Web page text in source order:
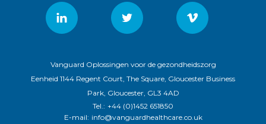
Vanguard Oplossingen voor de gezondheidszorg
Eenheid 1144 Regent Court, The Square, Gloucester Business
Park, Gloucester, GL3 4AD
Tel.: +44 (0)1452 651850
E-mail: info@vanguardhealthcare.co.uk